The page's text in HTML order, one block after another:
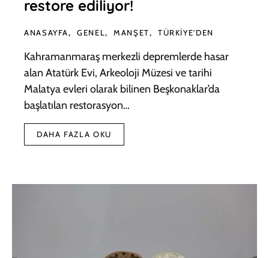
restore ediliyor!
ANASAYFA GENEL MANŞET TÜRKIYE'DEN
Kahramanmaraş merkezli depremlerde hasar
alan Atatürk Evi, Arkeoloji Müzesi ve tarihi
Malatya evleri olarak bilinen Beşkonaklar’da
başlatılan restorasyon…
DAHA FAZLA OKU